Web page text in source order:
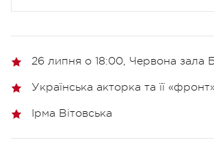
26 липня о 18:00, Червона зала
Українська акторка та її
Ірма Вітовська